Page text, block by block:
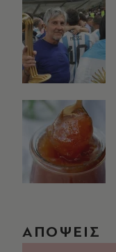
ΑΠΟΨΕΙΣ